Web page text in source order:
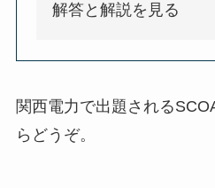
解答と解説を見る
関西電力で出題される
らどうぞ。